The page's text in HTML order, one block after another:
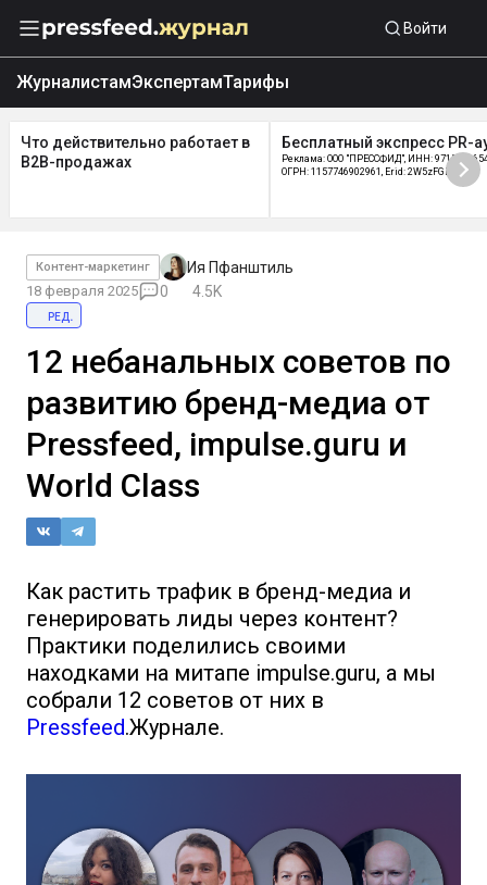
Войти
ЖурналистамЭкспертамТарифы
Что действительно работает в
B2B-продажах
Бесплатный экспресс PR-
Реклама: ООО "ПРЕССФИД", ИНН:
ОГРН: 1157746902961, Erid: 2W5zFGDycPz
Контент-маркетинг Ия Пфанштиль
18 февраля 2025 0
4.5K
ред.
12 небанальных советов по
развитию бренд-медиа от
Pressfeed, impulse.guru и
World Class
Как растить трафик в бренд-медиа и
генерировать лиды через контент?
Практики поделились своими
находками на митапе impulse.guru, а мы
собрали 12 советов от них в
Pressfeed.Журнале.